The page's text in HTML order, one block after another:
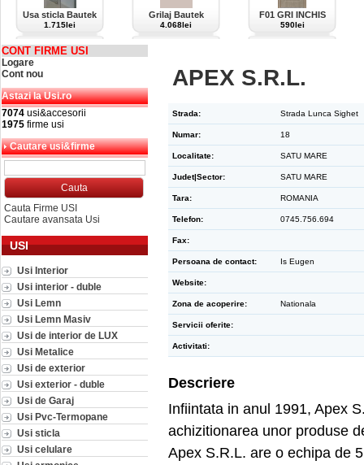
Usa sticla Bautek
1.715lei
Grilaj Bautek
4.068lei
F01 GRI INCHIS
590lei
CONT FIRME USI
Logare
Cont nou
Astazi la Usi.ro
7074 usi&accesorii
1975 firme usi
Cautare usi&firme
Cauta Firme USI
Cautare avansata Usi
USI
Usi Interior
Usi interior - duble
Usi Lemn
Usi Lemn Masiv
Usi de interior de LUX
Usi Metalice
Usi de exterior
Usi exterior - duble
Usi de Garaj
Usi Pvc-Termopane
Usi sticla
Usi celulare
APEX S.R.L.
Strada: Strada Lunca Sighet
Numar: 18
Localitate: SATU MARE
Judet|Sector: SATU MARE
Tara: ROMANIA
Telefon: 0745.756.694
Fax:
Persoana de contact: Is Eugen
Website:
Zona de acoperire: Nationala
Servicii oferite:
Activitati:
Descriere
Infiintata in anul 1991, Apex
achizitionarea unor produse
Apex S.R.L. are o echipa de